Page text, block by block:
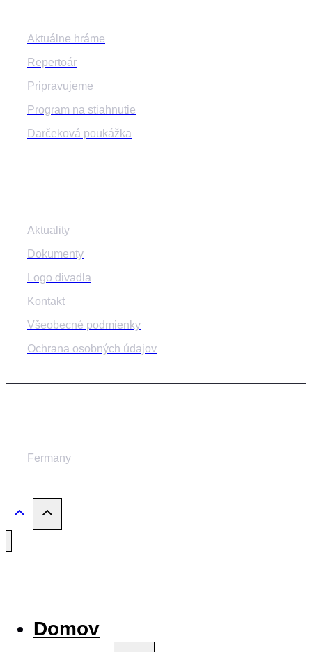
Aktuálne hráme
Repertoár
Pripravujeme
Program na stiahnutie
Darčeková poukážka
Aktuality
Dokumenty
Logo divadla
Kontakt
Všeobecné podmienky
Ochrana osobných údajov
Fermany
Domov